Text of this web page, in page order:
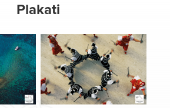
Plakati